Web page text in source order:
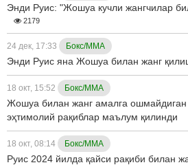
Энди Руис: "Жошуа кучли жангчилар
2179
24 дек, 17:33 Бокс/ММА
Энди Руис яна Жошуа билан жанг
18 окт, 15:52 Бокс/ММА
Жошуа билан жанг амалга ошмайдиган
эҳтимолий рақиблар маълум қилинди
18 окт, 08:14 Бокс/ММА
Руис 2024 йилда қайси рақиби билан